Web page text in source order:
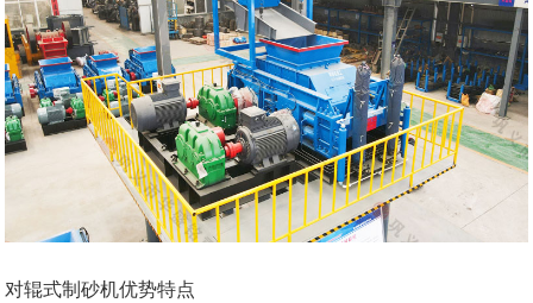
对辊式制砂机优势特点